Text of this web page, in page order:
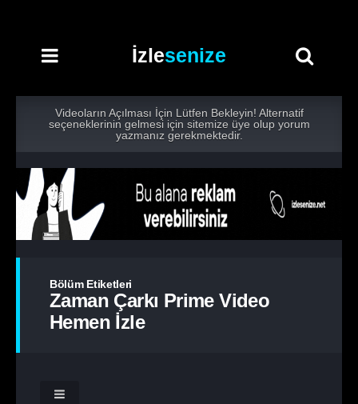
İzlesenize
Videoların Açılması İçin Lütfen Bekleyin! Alternatif
seçeneklerinin gelmesi için sitemize üye olup yorum
yazmanız gerekmektedir.
Bölüm Etiketleri
Zaman Çarkı Prime Video
Hemen İzle